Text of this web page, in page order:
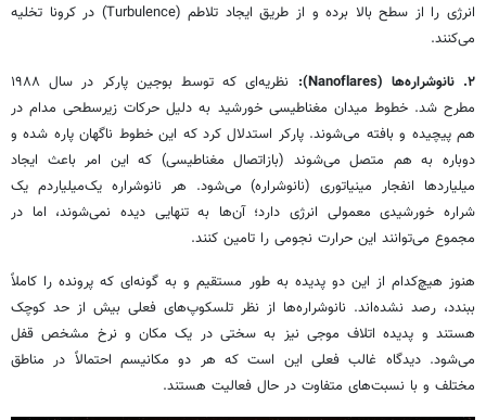
انرژی را از سطح بالا برده و از طریق ایجاد تلاطم (Turbulence) در کرونا تخلیه
می‌کنند.
۲. نانوشراره‌ها (Nanoflares):
نظریه‌ای که توسط بوجین پارکر در سال ۱۹۸۸
مطرح شد. خطوط میدان مغناطیسی خورشید به دلیل حرکات زیرسطحی مدام در
هم پیچیده و بافته می‌شوند. پارکر استدلال کرد که این خطوط ناگهان پاره شده و
دوباره به هم متصل می‌شوند (بازاتصال مغناطیسی) که این امر باعث ایجاد
میلیاردها انفجار مینیاتوری (نانوشراره) می‌شود. هر نانوشراره یک‌میلیاردم یک
شراره خورشیدی معمولی انرژی دارد؛ آن‌ها به تنهایی دیده نمی‌شوند، اما در
مجموع می‌توانند این حرارت نجومی را تامین کنند.
هنوز هیچ‌کدام از این دو پدیده به طور مستقیم و به گونه‌ای که پرونده را کاملاً
ببندد، رصد نشده‌اند. نانوشراره‌ها از نظر تلسکوپ‌های فعلی بیش از حد کوچک
هستند و پدیده اتلاف موجی نیز به سختی در یک مکان و نرخ مشخص قفل
می‌شود. دیدگاه غالب فعلی این است که هر دو مکانیسم احتمالاً در مناطق
مختلف و با نسبت‌های متفاوت در حال فعالیت هستند.